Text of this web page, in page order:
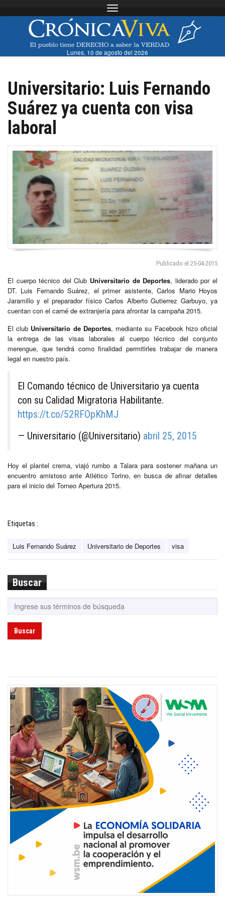
Toggle navigation
Lunes, 10 de agosto del 2026
Universitario: Luis Fernando
Suárez ya cuenta con visa
laboral
Publicado el 25-04-2015
El cuerpo técnico del Club Universitario de Deportes, liderado por el
DT. Luis Fernando Suárez, el primer asistente, Carlos Mario Hoyos
Jaramillo y el preparador físico Carlos Alberto Gutierrez Garbuyo, ya
cuentan con el carné de extranjería para afrontar la campaña 2015.
El club Universitario de Deportes, mediante su Facebook hizo oficial
la entrega de las visas laborales al cuerpo técnico del conjunto
merengue, que tendrá como finalidad permitirles trabajar de manera
legal en nuestro país.
El Comando técnico de Universitario ya cuenta
con su Calidad Migratoria Habilitante.
https://t.co/52RFOpKhMJ
— Universitario (@Universitario) abril 25, 2015
Hoy el plantel crema, viajó rumbo a Talara para sostener mañana un
encuentro amistoso ante Atlético Torino, en busca de afinar detalles
para el inicio del Torneo Apertura 2015.
Etiquetas :
Luis Fernando Suárez Universitario de Deportes visa
Buscar
Buscar